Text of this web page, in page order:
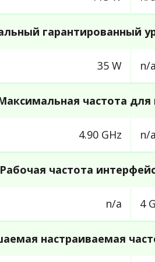
гарантированный
35 W n/a
частота
4.90 GHz n/a
Рабочая частота
n/a 4
настраиваемая